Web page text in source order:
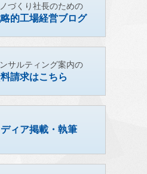
づくり社長のための
的工場経営ブログ
サルティング案内の
請求はこちら
ディア掲載・執筆